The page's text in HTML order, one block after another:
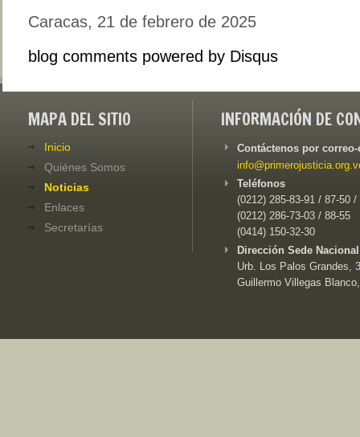
Caracas, 21 de febrero de 2025
blog comments powered by Disqus
MAPA DEL SITIO
Inicio
Quiénes Somos
Noticias
Enlaces
Secretarías
INFORMACIÓN DE
Contáctenos por
Teléfonos
(0212) 285-83-91 / 87-50 /
(0212) 286-73-03 / 88-55
(0414) 150-32-30
Dirección Sede
Urb. Los Palos Grandes,
Guillermo Villegas